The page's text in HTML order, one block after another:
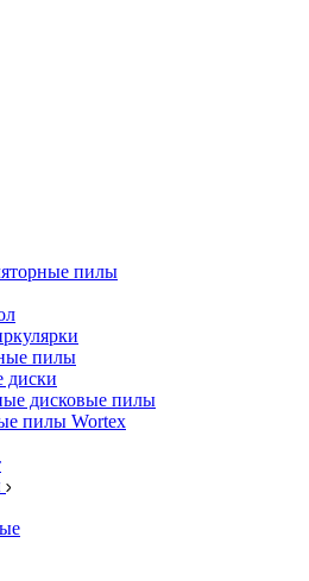
пилы
пилы
диски
дисковые пилы
пилы Wortex